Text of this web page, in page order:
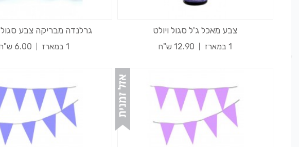
צבע מאכל ג'ל סגול ויולט
1 במארז 12.90 ש"ח
גרלנדה מבריקה צבע סגול 2 מטר
1 במארז 6.00 ש"ח